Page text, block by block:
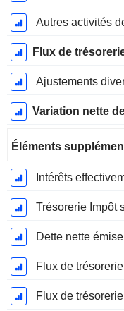
Autres activités
Flux de
Ajustements
Variation nette
Éléments
Intérêts
Dette nette